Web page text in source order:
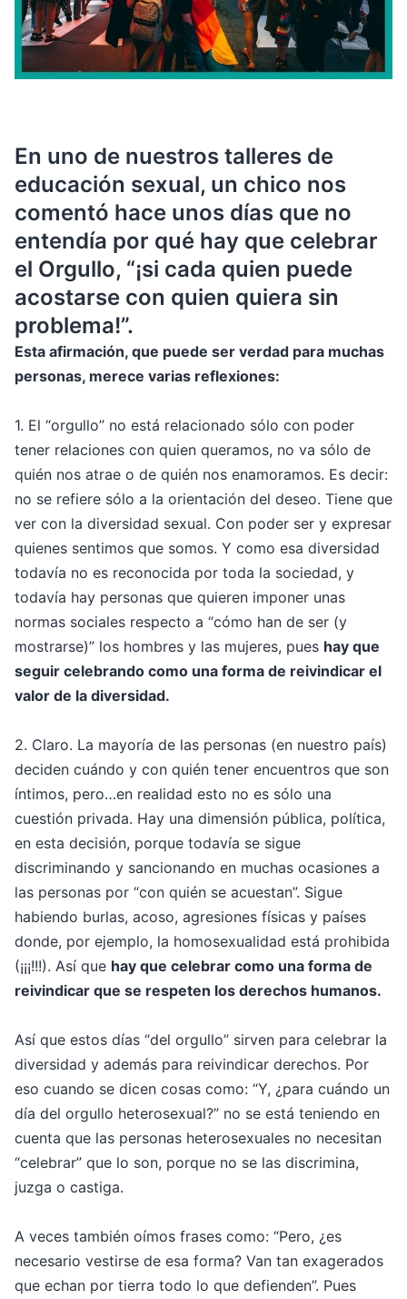
En uno de nuestros talleres de
educación sexual, un chico nos
comentó hace unos días que no
entendía por qué hay que celebrar
el Orgullo, “¡si cada quien puede
acostarse con quien quiera sin
problema!”.
Esta afirmación, que puede ser verdad para muchas
personas, merece varias reflexiones:
1. El “orgullo” no está relacionado sólo con poder
tener relaciones con quien queramos, no va sólo de
quién nos atrae o de quién nos enamoramos. Es decir:
no se refiere sólo a la orientación del deseo. Tiene que
ver con la diversidad sexual. Con poder ser y expresar
quienes sentimos que somos. Y como esa diversidad
todavía no es reconocida por toda la sociedad, y
todavía hay personas que quieren imponer unas
normas sociales respecto a “cómo han de ser (y
mostrarse)” los hombres y las mujeres, pues hay que
seguir celebrando como una forma de reivindicar el
valor de la diversidad.
2. Claro. La mayoría de las personas (en nuestro país)
deciden cuándo y con quién tener encuentros que son
íntimos, pero…en realidad esto no es sólo una
cuestión privada. Hay una dimensión pública, política,
en esta decisión, porque todavía se sigue
discriminando y sancionando en muchas ocasiones a
las personas por “con quién se acuestan”. Sigue
habiendo burlas, acoso, agresiones físicas y países
donde, por ejemplo, la homosexualidad está prohibida
(¡¡¡!!!). Así que hay que celebrar como una forma de
reivindicar que se respeten los derechos humanos.
Así que estos días “del orgullo” sirven para celebrar la
diversidad y además para reivindicar derechos. Por
eso cuando se dicen cosas como: “Y, ¿para cuándo un
día del orgullo heterosexual?” no se está teniendo en
cuenta que las personas heterosexuales no necesitan
“celebrar” que lo son, porque no se las discrimina,
juzga o castiga.
A veces también oímos frases como: “Pero, ¿es
necesario vestirse de esa forma? Van tan exagerados
que echan por tierra todo lo que defienden”. Pues